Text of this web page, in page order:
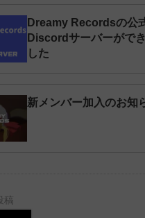
Dreamy Recordsの公
Discordサーバーがで
した
新メンバー加入のお知